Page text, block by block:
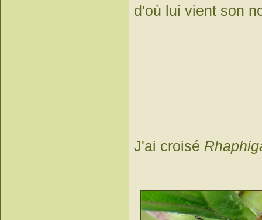
d'où lui vient son
J'ai croisé